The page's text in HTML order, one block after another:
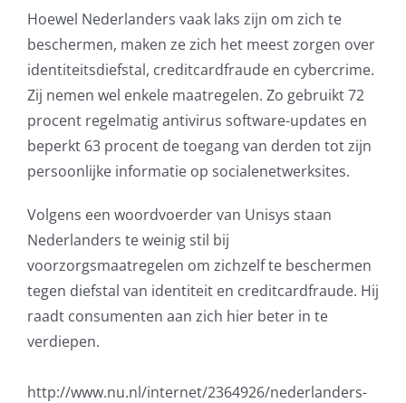
Hoewel Nederlanders vaak laks zijn om zich te
beschermen, maken ze zich het meest zorgen over
identiteitsdiefstal, creditcardfraude en cybercrime.
Zij nemen wel enkele maatregelen. Zo gebruikt 72
procent regelmatig antivirus software-updates en
beperkt 63 procent de toegang van derden tot zijn
persoonlijke informatie op socialenetwerksites.
Volgens een woordvoerder van Unisys staan
Nederlanders te weinig stil bij
voorzorgsmaatregelen om zichzelf te beschermen
tegen diefstal van identiteit en creditcardfraude. Hij
raadt consumenten aan zich hier beter in te
verdiepen.
http://www.nu.nl/internet/2364926/nederlanders-